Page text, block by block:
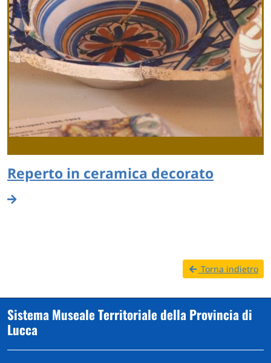
Reperto in ceramica decorato
Torna indietro
Sistema Museale Territoriale della Provincia di
Lucca